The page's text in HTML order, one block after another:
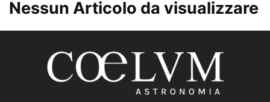
Nessun Articolo da visualizzare